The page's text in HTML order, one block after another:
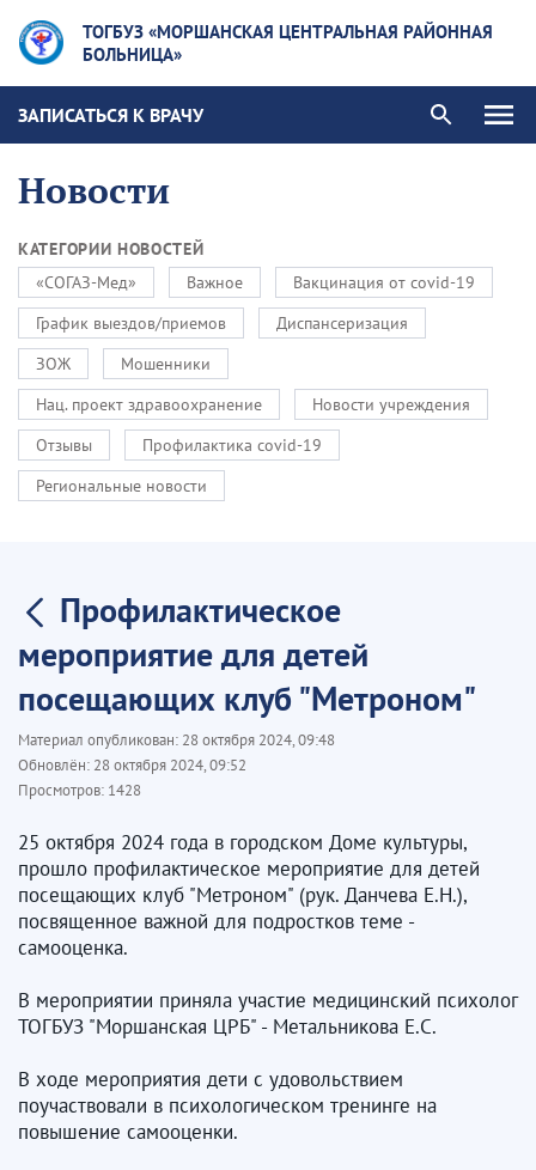
ТОГБУЗ «МОРШАНСКАЯ ЦЕНТРАЛЬНАЯ РАЙОННАЯ
БОЛЬНИЦА»
ЗАПИСАТЬСЯ К ВРАЧУ
Новости
КАТЕГОРИИ НОВОСТЕЙ
«СОГАЗ-Мед»
Важное
Вакцинация от covid-19
График выездов/приемов
Диспансеризация
ЗОЖ
Мошенники
Нац. проект здравоохранение
Новости учреждения
Отзывы
Профилактика covid-19
Региональные новости
Профилактическое
мероприятие для детей
посещающих клуб "Метроном"
Материал опубликован: 28 октября 2024, 09:48
Обновлён: 28 октября 2024, 09:52
Просмотров: 1428
25 октября 2024 года в городском Доме культуры,
прошло профилактическое мероприятие для детей
посещающих клуб "Метроном" (рук. Данчева Е.Н.),
посвященное важной для подростков теме -
самооценка.
В мероприятии приняла участие медицинский психолог
ТОГБУЗ "Моршанская ЦРБ" - Метальникова Е.С.
В ходе мероприятия дети с удовольствием
поучаствовали в психологическом тренинге на
повышение самооценки.